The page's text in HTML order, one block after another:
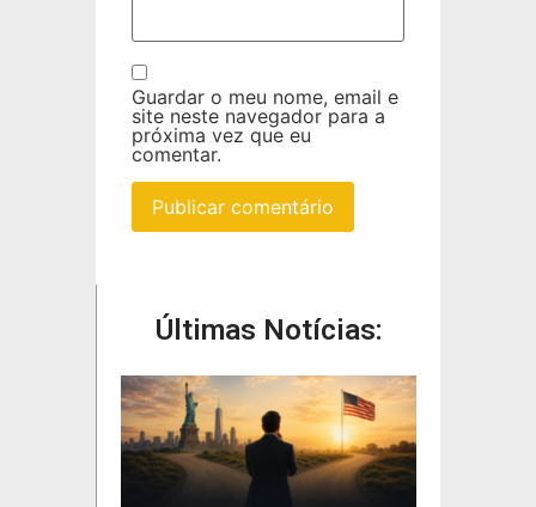
Guardar o meu nome, email e
site neste navegador para a
próxima vez que eu
comentar.
Últimas Notícias: